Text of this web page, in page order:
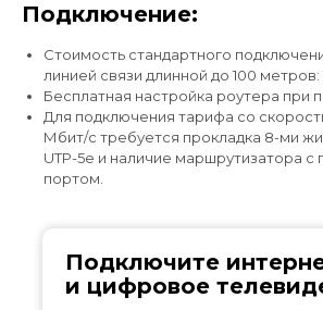
Подключение:
Стоимость стандартного
линией связи длинной до 100 метров:
Бесплатная настройка роутера при
Для подключения тарифа со
Мбит/с требуется прокладка 8-ми
UTP-5e и наличие маршрутизатора с
портом.
Подключите
и цифровое
Подключите
цифровое